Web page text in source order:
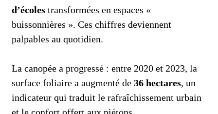
d’écoles transformées en espaces «
buissonnières ». Ces chiffres deviennent
palpables au quotidien.
La canopée a progressé : entre 2020 et 2023, la
surface foliaire a augmenté de 36 hectares, un
indicateur qui traduit le rafraîchissement urbain
et le confort offert aux piétons.